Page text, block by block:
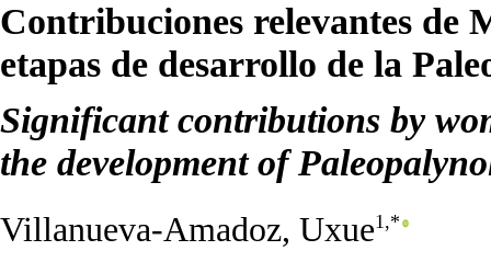
Contribuciones relevantes de
etapas de desarrollo de la
Significant contributions by
the development of
Villanueva-Amadoz, Uxue1,*